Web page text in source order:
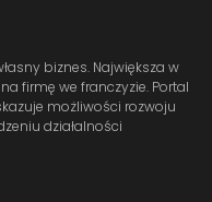
biznes. Największa w
firmę we franczyzie. Portal
możliwości rozwoju
działalności